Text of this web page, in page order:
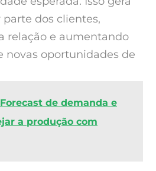
dos clientes,
relação e aumentando
novas oportunidades de
Forecast de demanda e
a produção com